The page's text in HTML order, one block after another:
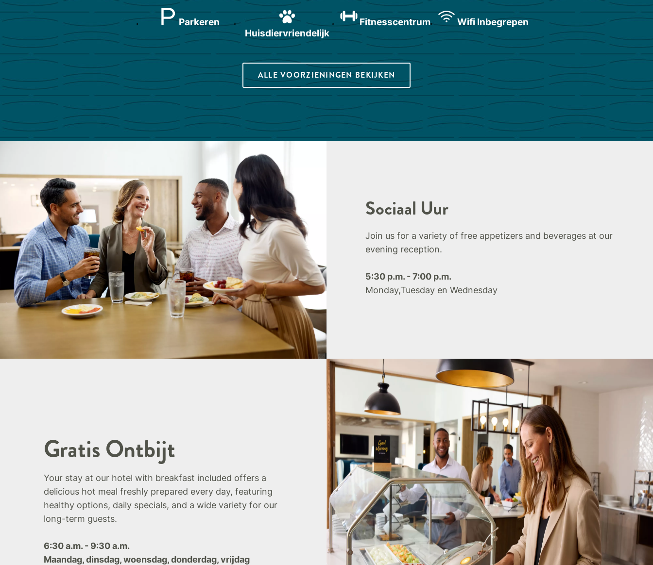
Parkeren
Huisdiervriendelijk
Fitnesscentrum Wifi Inbegrepen
ALLE VOORZIENINGEN BEKIJKEN
Sociaal Uur
Join us for a variety of free appetizers and beverages at our
evening reception.
5:30 p.m. - 7:00 p.m.
Monday,Tuesday en Wednesday
Gratis Ontbijt
Your stay at our hotel with breakfast included offers a
delicious hot meal freshly prepared every day, featuring
healthy options, daily specials, and a wide variety for our
long-term guests.
6:30 a.m. - 9:30 a.m.
Maandag, dinsdag, woensdag, donderdag, vrijdag